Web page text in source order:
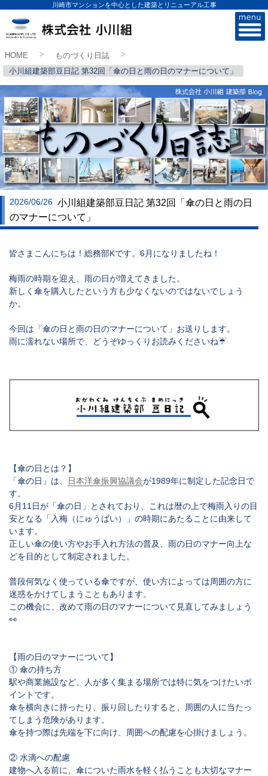
川崎市マンションを中心とした建築とリニューアル工事
HOME >ものづくり日誌
小川組建築部豆日記 第32回「傘の日と雨の日のマナーについて」
2026/06/26 小川組建築部豆日記 第32回「傘の日と雨の日
のマナーについて」
皆さまこんにちは！総務部Kです。6月になりましたね！
梅雨の時期を迎え、雨の日が増えてきました。
新しく傘を購入したという方も少なくないのではないでしょう
か。
今回は「傘の日と雨の日のマナーについて」お送りします。
雨に濡れない場所で、どうぞゆっくりお読みくださいね☔
【傘の日とは？】
「傘の日」は、
日本洋傘振興協議会が1989年に制定した記念日で
す。
6月11日が「傘の日」とされており、これは暦の上で梅雨入りの目
安となる「 入梅（にゅうばい）
」の時期にあたることに由来して
います。
正しい傘の使い方やお手入れ方法の普及、雨の日のマナー向上な
どを目的として制定されました。
普段何気なく使っている傘ですが、使い方によっては周囲の方に
迷惑をかけてしまうこともあります。
この機会に、改めて雨の日のマナーについて見直してみましょう
👀
【雨の日のマナーについて】
① 傘の持ち方
駅や商業施設など、人が多く集まる場所では特に気をつけたいポ
イントです。
傘を横向きに持ったり、振り回したりすると、周囲の人に当たっ
てしまう危険があります。
傘を持つ際は先端を下に向け、周囲への配慮を心掛けましょう。
② 水滴への配慮
建物へ入る前に、傘についた雨水を軽く払うことも大切なマナー